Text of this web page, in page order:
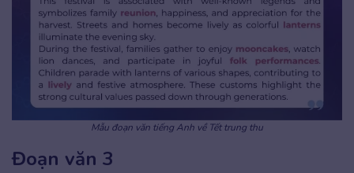
Mẫu đoạn văn tiếng Anh về Tết trung thu
Đoạn văn 3